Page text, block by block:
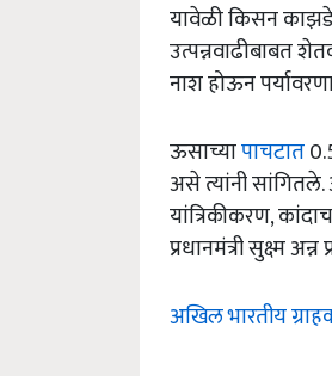
यावेळी किसन
उत्पन्नवाढीबाबत
नाश होऊन
ऊसाच्यापाचटात
असे त्यांनी सांगितले.
यांत्रिकीकरण,
प्रधानमंत्री सुक्ष्म
अखिल भारतीय